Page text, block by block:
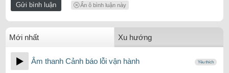
Ẩn ô bình luận này
Mới nhất Xu hướng
Âm thanh Cảnh báo lỗi vận hành Yêu thích